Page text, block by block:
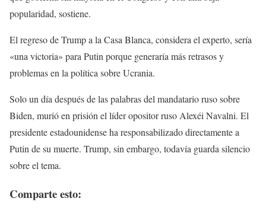
popularidad, sostiene.
El regreso de Trump a la Casa Blanca, considera el experto, sería
«una victoria» para Putin porque generaría más retrasos y
problemas en la política sobre Ucrania.
Solo un día después de las palabras del mandatario ruso sobre
Biden, murió en prisión el líder opositor ruso Alexéi Navalni. El
presidente estadounidense ha responsabilizado directamente a
Putin de su muerte. Trump, sin embargo, todavía guarda silencio
sobre el tema.
Comparte esto: